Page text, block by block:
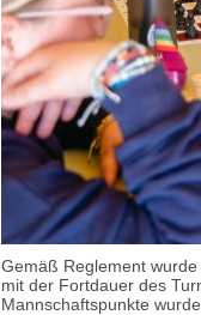
Gemäß Reglement
mit der Fortdauer des
Mannschaftspunkte